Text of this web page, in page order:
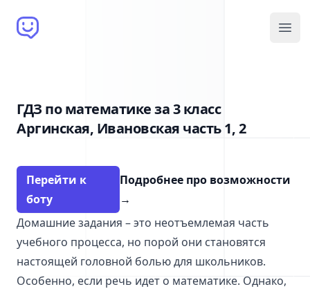
Brain Bot
ГДЗ по математике за 3 класс
Аргинская, Ивановская часть 1, 2
Перейти к
боту
Подробнее про возможности
→
Домашние задания – это неотъемлемая часть
учебного процесса, но порой они становятся
настоящей головной болью для школьников.
Особенно, если речь идет о математике. Однако,